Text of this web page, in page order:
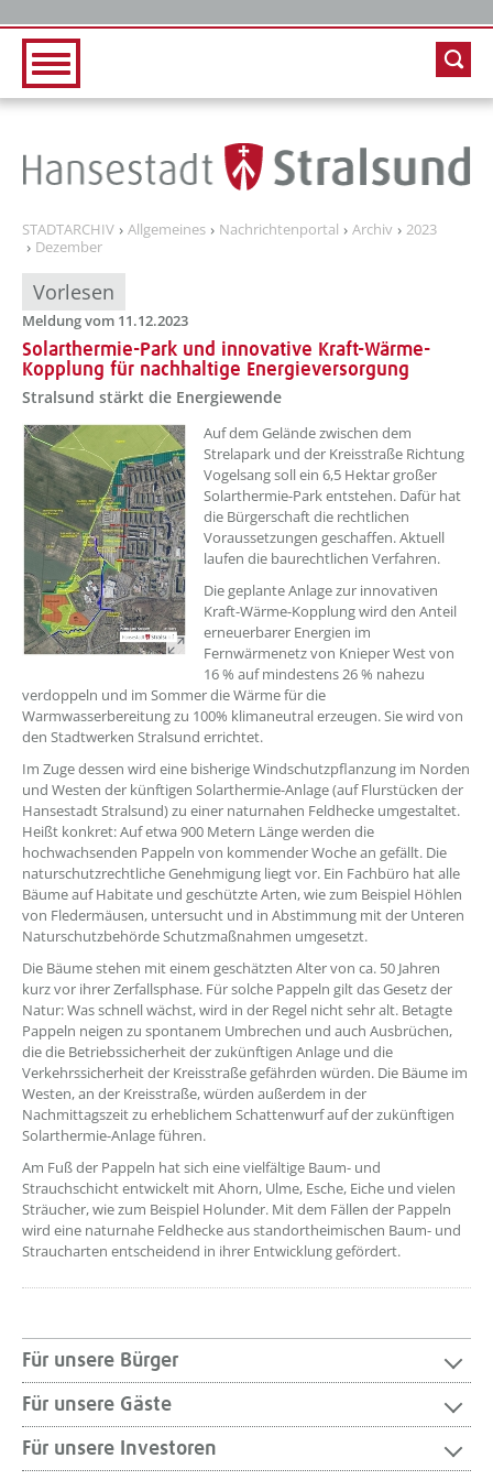
STADTARCHIV Allgemeines Nachrichtenportal Archiv
2023
Dezember
Vorlesen
Meldung vom 11.12.2023
Solarthermie-Park und innovative Kraft-Wärme-
Kopplung für nachhaltige Energieversorgung
Stralsund stärkt die Energiewende
??? absaetzeOben[1]/titel ???
Auf dem Gelände zwischen dem
Strelapark und der Kreisstraße Richtung
Vogelsang soll ein 6,5 Hektar großer
Solarthermie-Park entstehen. Dafür hat
die Bürgerschaft die rechtlichen
Voraussetzungen geschaffen. Aktuell
laufen die baurechtlichen Verfahren.
Die geplante Anlage zur innovativen
Kraft-Wärme-Kopplung wird den Anteil
erneuerbarer Energien im
Fernwärmenetz von Knieper West von
16 % auf mindestens 26 % nahezu
verdoppeln und im Sommer die Wärme für die
Warmwasserbereitung zu 100% klimaneutral erzeugen. Sie wird von
den Stadtwerken Stralsund errichtet.
Im Zuge dessen wird eine bisherige Windschutzpflanzung im Norden
und Westen der künftigen Solarthermie-Anlage (auf Flurstücken der
Hansestadt Stralsund) zu einer naturnahen Feldhecke umgestaltet.
Heißt konkret: Auf etwa 900 Metern Länge werden die
hochwachsenden Pappeln von kommender Woche an gefällt. Die
naturschutzrechtliche Genehmigung liegt vor. Ein Fachbüro hat alle
Bäume auf Habitate und geschützte Arten, wie zum Beispiel Höhlen
von Fledermäusen, untersucht und in Abstimmung mit der Unteren
Naturschutzbehörde Schutzmaßnahmen umgesetzt.
Die Bäume stehen mit einem geschätzten Alter von ca. 50 Jahren
kurz vor ihrer Zerfallsphase. Für solche Pappeln gilt das Gesetz der
Natur: Was schnell wächst, wird in der Regel nicht sehr alt. Betagte
Pappeln neigen zu spontanem Umbrechen und auch Ausbrüchen,
die die Betriebssicherheit der zukünftigen Anlage und die
Verkehrssicherheit der Kreisstraße gefährden würden. Die Bäume im
Westen, an der Kreisstraße, würden außerdem in der
Nachmittagszeit zu erheblichem Schattenwurf auf der zukünftigen
Solarthermie-Anlage führen.
Am Fuß der Pappeln hat sich eine vielfältige Baum- und
Strauchschicht entwickelt mit Ahorn, Ulme, Esche, Eiche und vielen
Sträucher, wie zum Beispiel Holunder. Mit dem Fällen der Pappeln
wird eine naturnahe Feldhecke aus standortheimischen Baum- und
Straucharten entscheidend in ihrer Entwicklung gefördert.
Für unsere Bürger
Für unsere Gäste
Für unsere Investoren